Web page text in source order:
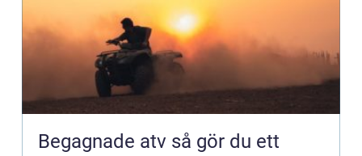
Begagnade atv så gör du ett